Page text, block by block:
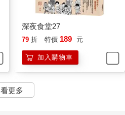
深夜食堂27
79 折 特價 189 元
加入購物車
看更多